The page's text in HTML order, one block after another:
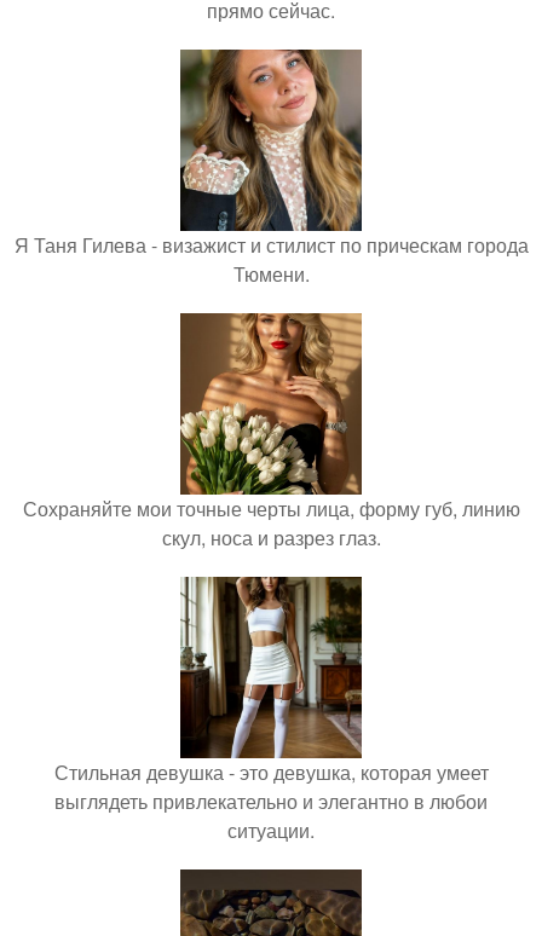
прямо сейчас.
Я Таня Гилева - визажист и стилист по прическам города
Тюмени.
Сохраняйте мои точные черты лица, форму губ, линию
скул, носа и разрез глаз.
Стильная девушка - это девушка, которая умеет
выглядеть привлекательно и элегантно в любои
ситуации.